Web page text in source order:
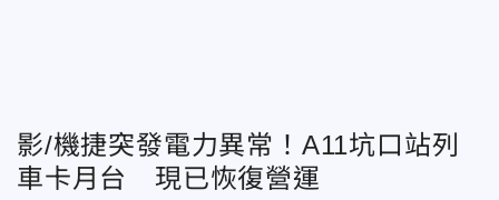
影/機捷突發電力異常！A11坑口站列
車卡月台 現已恢復營運